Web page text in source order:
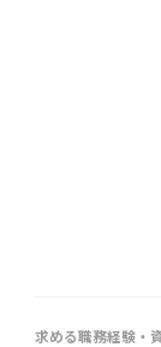
求める職務経験・